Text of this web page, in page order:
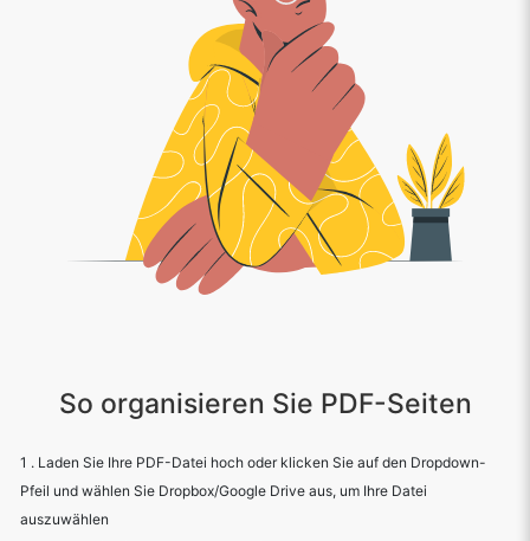
So organisieren Sie PDF-Seiten
auszuwählen
und Organisieren von Seiten
3 . Klicken Sie auf die Schaltfläche SAVE und warten Sie, bis unsere
Bewerbung bearbeitet wurde